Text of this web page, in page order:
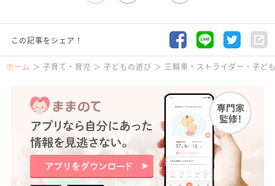
この記事をシェア！
ホーム 子育て・育児 子どもの遊び 三輪車・ストライダー・子ど